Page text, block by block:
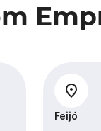
Feijó